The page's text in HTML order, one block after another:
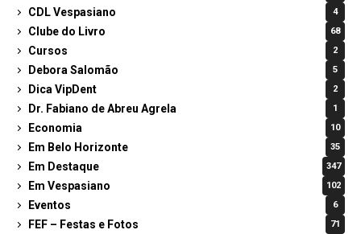
CDL Vespasiano 4
Clube do Livro 68
Cursos 2
Debora Salomão 5
Dica VipDent 2
Dr. Fabiano de Abreu Agrela 1
Economia 10
Em Belo Horizonte 35
Em Destaque 347
Em Vespasiano 102
Eventos 6
FEF – Festas e Fotos 71